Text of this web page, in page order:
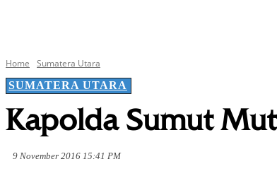
Home
Sumatera Utara
SUMATERA UTARA
Kapolda Sumut
9 November 2016 15:41 PM